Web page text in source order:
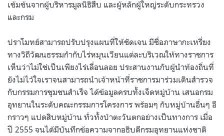
เข้มข้นจากผู้บริหารมูลนิธิสืบ และผู้หลักผู้ใหญ่ระดับกระทรวง
และกรม
ปราโมทย์สามารถปรับปรุงแผนที่ให้ชัดเจน มีชื่อภาษากะเหรี่ยง
ทางวิถีวัฒนธรรมกำกับไร่หมุนเวียนแต่ละบริเวณให้ทางราชการ
เห็นว่าไม่ใช่เป็นเพียงไร่เลื่อนลอย ประสานงานกับผู้นำท้องถิ่นที่
ยังไม่ไว้ใจเราจนสามารถนำเจ้าหน้าที่ราชการมาร่วมเดินสำรวจ
กับกรรมการชุมชนสำเร็จ ได้ข้อมูลครบทั้งเจ็ดหมู่บ้าน เสนอกรม
อุทยานในระดับคณะกรรมการโครงการ พร้อมๆ กับหมู่บ้านอื่นๆ อี
กราวๆ แปดสิบหมู่บ้าน ทั่วทั้งป่าตะวันตกอย่างเป็นทางการ เมื่อ
ปี 2555 จนได้มีบันทึกข้อความจากอธิบดีกรมอุทยานแห่งชาติ